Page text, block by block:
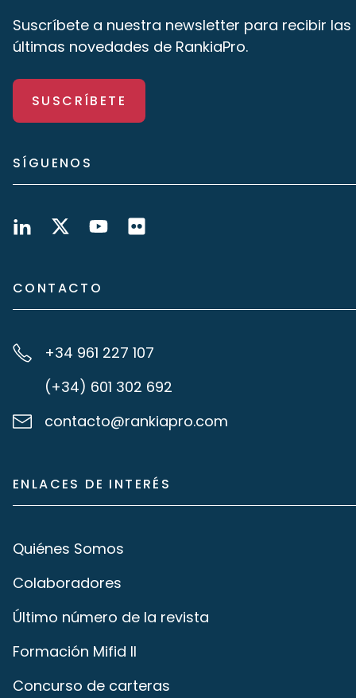
Suscríbete a nuestra newsletter para recibir las
últimas novedades de RankiaPro.
SUSCRÍBETE
SÍGUENOS
CONTACTO
+34 961 227 107
(+34) 601 302 692
contacto@rankiapro.com
ENLACES DE INTERÉS
Quiénes Somos
Colaboradores
Último número de la revista
Formación Mifid II
Concurso de carteras